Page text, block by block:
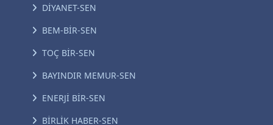
DİYANET-SEN
BEM-BİR-SEN
TOÇ BİR-SEN
BAYINDIR MEMUR-SEN
ENERJİ BİR-SEN
BİRLİK HABER-SEN